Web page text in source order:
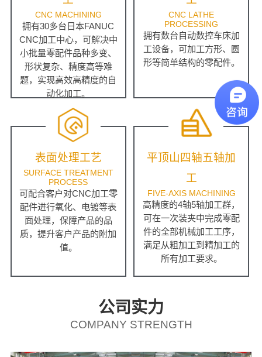
CNC MACHINING
拥有30多台日本FANUC
CNC加工中心，可解决中
小批量零配件品种多变、
形状复杂、精度高等难
题，实现高效高精度的自
动化加工。
CNC LATHE
PROCESSING
拥有数台自动数控车床加
工设备，可加工方形、圆
形等简单结构的零配件。
表面处理工艺
SURFACE TREATMENT
PROCESS
可配合客户对CNC加工零
配件进行氧化、电镀等表
面处理，保障产品的品
质，提升客户产品的附加
值。
平顶山四轴五轴加
工
FIVE-AXIS MACHINING
高精度的4轴5轴加工群，
可在一次装夹中完成零配
件的全部机械加工工序，
满足从粗加工到精加工的
所有加工要求。
公司实力
COMPANY STRENGTH